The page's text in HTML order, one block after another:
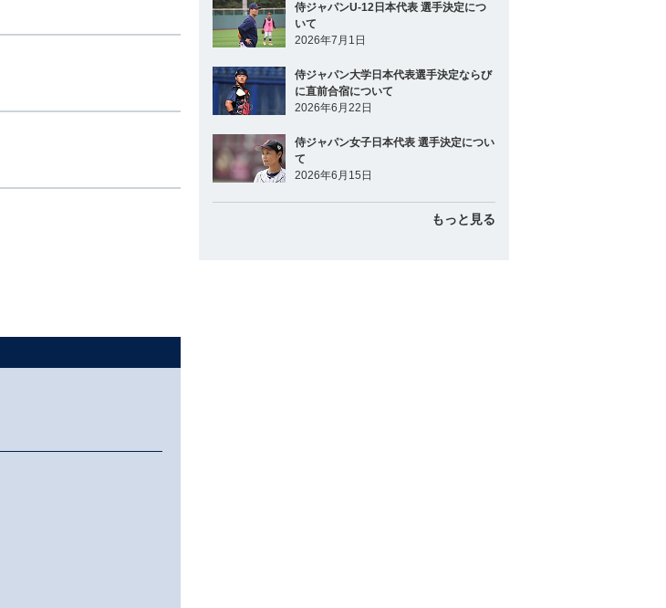
侍ジャパンU-12日本代表 選手決定につ
いて
2026年7月1日
侍ジャパン大学日本代表選手決定ならび
に直前合宿について
2026年6月22日
侍ジャパン女子日本代表 選手決定につい
て
2026年6月15日
もっと見る